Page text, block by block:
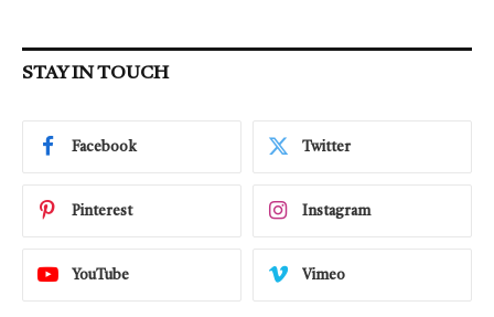
STAY IN TOUCH
Facebook Twitter
Pinterest Instagram
YouTube Vimeo